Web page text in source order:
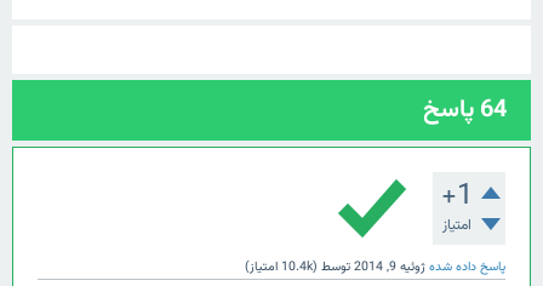
64پاسخ
+1
امتیاز
پاسخ داده شدهژوئیه 9, 2014 توسط (
10.4k امتیاز)